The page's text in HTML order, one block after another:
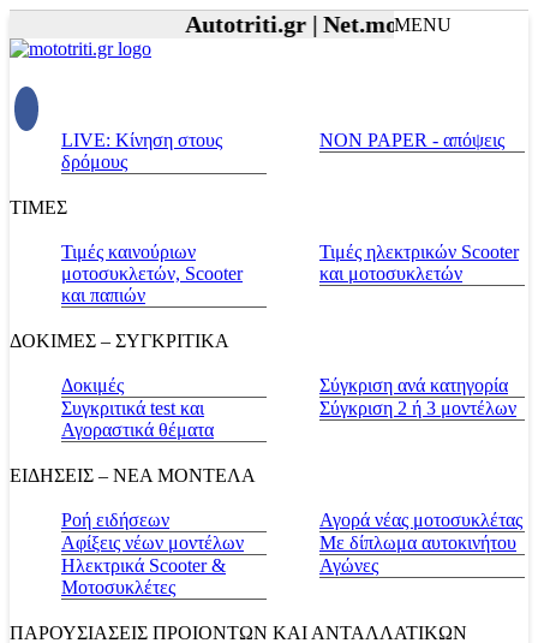
Autotriti.gr | Net.mototriti.gr |
MENU
LIVE: Κίνηση στους
δρόμους
NON PAPER - απόψεις
ΤΙΜΕΣ
Τιμές καινούριων
μοτοσυκλετών, Scooter
και παπιών
Τιμές ηλεκτρικών Scooter
και μοτοσυκλετών
ΔΟΚΙΜΕΣ – ΣΥΓΚΡΙΤΙΚΑ
Δοκιμές
Συγκριτικά test και
Αγοραστικά θέματα
Σύγκριση ανά κατηγορία
Σύγκριση 2 ή 3 μοντέλων
ΕΙΔΗΣΕΙΣ – ΝΕΑ ΜΟΝΤΕΛΑ
Ροή ειδήσεων
Αφίξεις νέων μοντέλων
Ηλεκτρικά Scooter &
Μοτοσυκλέτες
Αγορά νέας μοτοσυκλέτας
Με δίπλωμα αυτοκινήτου
Αγώνες
ΠΑΡΟΥΣΙΑΣΕΙΣ ΠΡΟΙΟΝΤΩΝ ΚΑΙ ΑΝΤΑΛΛΑΤΙΚΩΝ